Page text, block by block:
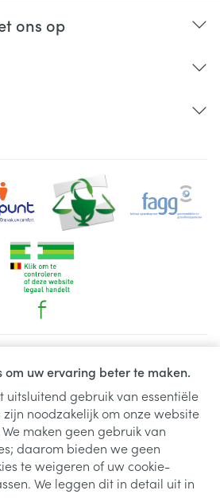
om uw ervaring beter te maken.
uitsluitend gebruik van essentiële
zijn noodzakelijk om onze website
maken geen gebruik van
daarom bieden we geen
te weigeren of uw cookie-
We leggen dit in detail uit in
ons op